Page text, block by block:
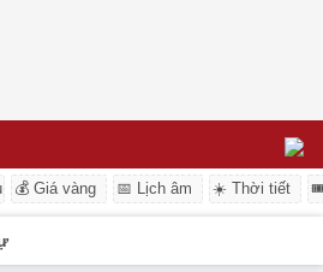
💰 Giá vàng 📅 Lịch âm ☀️ Thời tiết